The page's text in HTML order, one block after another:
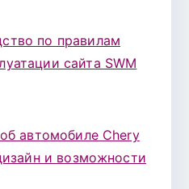
по правилам
сайта SWM
автомобиле Chery
и возможности